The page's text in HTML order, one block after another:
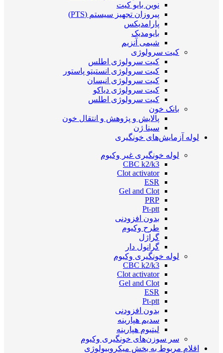
نوین بایو کیت
پیروزان تجهیز سیستم (PTS)
پارامدیکس
بایومدیک
شیمی آنزیم
کیت سرولوژی
کیت سرولوژی اطلس
کیت سرولوژی انستیتو پاستور
کیت سرولوژی انیسان
کیت سرولوژی دیاکو
کیت سرولوژی اطلس
بانک خون
پالایش و پژوهش و انتقال خون
سینا ژن
لوله آزمایش‌های خونگیری
لوله خونگیری غیر وکیوم
CBC k2/k3
Clot activator
ESR
Gel and Clot
PRP
Pt-ptt
بدون افزودنی
طرح وکیوم
گراژل
گرانول دار
لوله خونگیری وکیوم
CBC k2/k3
Clot activator
Gel and Clot
ESR
Pt-ptt
بدون افزودنی
سدیم هپارینه
لیتیوم هپارینه
سر سوزن‌های خونگیری وکیوم
اقلام مربوط به بخش میکروبیولوژی